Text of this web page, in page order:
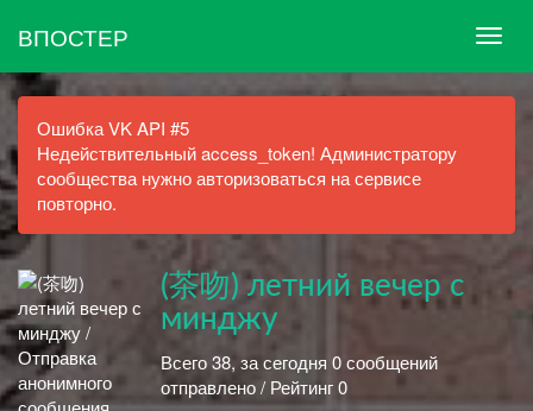
ВПОСТЕР
Ошибка VK API #5
Недействительный access_token! Администратору
сообщества нужно авторизоваться на сервисе
повторно.
(茶吻) летний вечер с
минджу
Всего 38, за сегодня 0 сообщений
отправлено / Рейтинг 0